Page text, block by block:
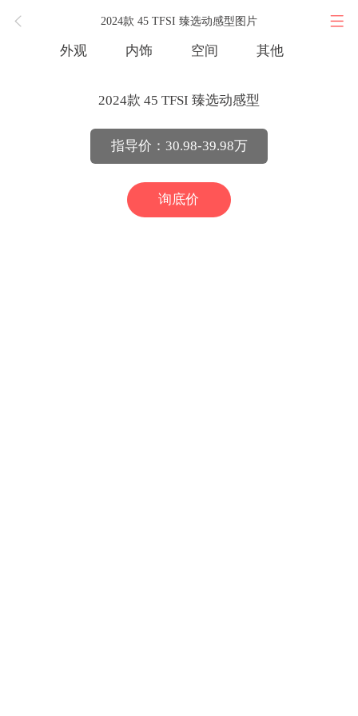
2024款 45 TFSI 臻选动感型图片
外观 内饰 空间 其他
2024款 45 TFSI 臻选动感型
指导价：30.98-39.98万
询底价